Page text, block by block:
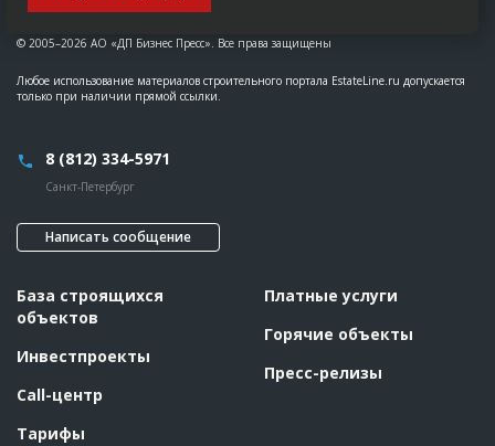
© 2005–2026 АО «ДП Бизнес Пресс». Все права защищены
Любое использование материалов строительного портала EstateLine.ru допускается
только при наличии прямой ссылки.
8 (812) 334-5971
Санкт-Петербург
Написать сообщение
База строящихся
объектов
Инвестпроекты
Call-центр
Тарифы
Платные услуги
Горячие объекты
Пресс-релизы